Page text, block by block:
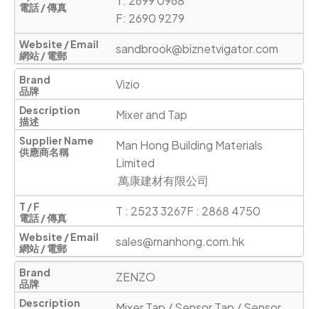
F: 2690 9279
sandbrook@biznetvigator.com
Vizio
Mixer and Tap
Man Hong Building Materials
Limited
萬康建材有限公司
T : 2523 3267F : 2868 4750
sales@manhong.com.hk
ZENZO